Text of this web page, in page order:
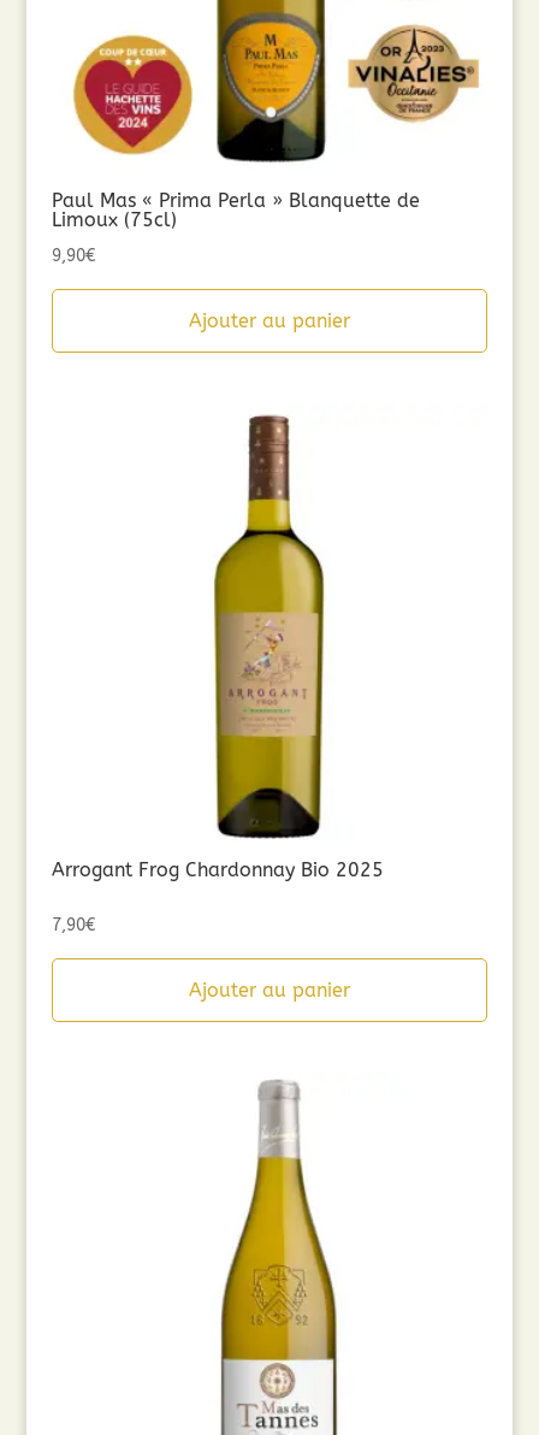
Paul Mas « Prima Perla » Blanquette de
Limoux (75cl)
9,90€
Ajouter au panier
Arrogant Frog Chardonnay Bio 2025
7,90€
Ajouter au panier